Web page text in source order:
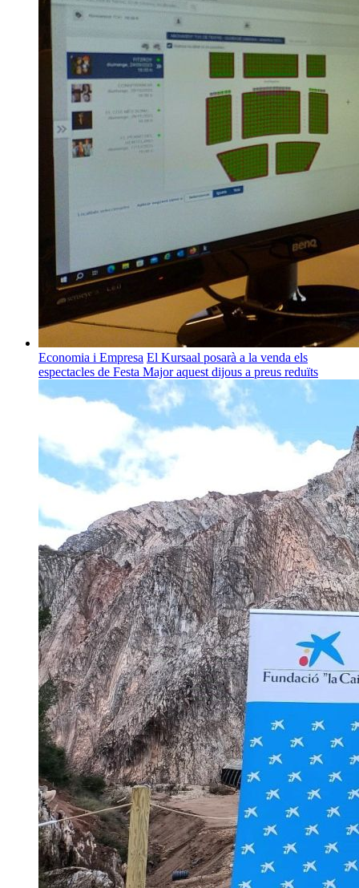
Economia i Empresa El Kursaal posarà a la venda els
espectacles de Festa Major aquest dijous a preus reduïts